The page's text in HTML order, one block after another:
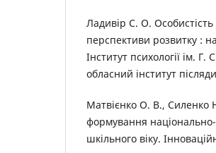
Ладивір С. О. Особистість
перспективи розвитку :
Інститут психології ім.
обласний інститут
Матвієнко О. В., Силенко
формування національно-
шкільного віку.